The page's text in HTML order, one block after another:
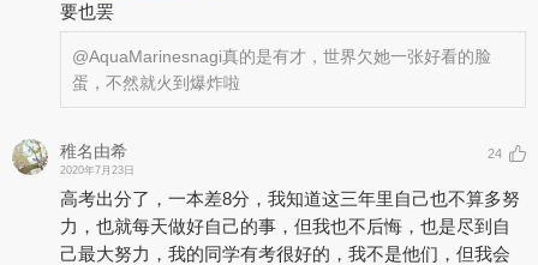
要也罢
@AquaMarinesnagi真的是有才，世界欠她一张好看的脸
蛋，不然就火到爆炸啦
稚名由希
2020年7月23日
24
高考出分了，一本差8分，我知道这三年里自己也不算多努
力，也就每天做好自己的事，但我也不后悔，也是尽到自
己最大努力，我的同学有考很好的，我不是他们，但我会